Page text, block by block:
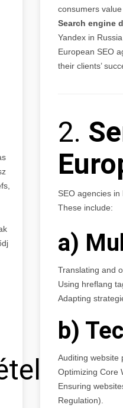
consumers value
Search engine
Yandex in
European SEO
their clients’
2.
SEO agencies
These include:
a)
Translating and
Using hreflang
Adapting
b)
Auditing website
Optimizing Core
Ensuring
Regulation).